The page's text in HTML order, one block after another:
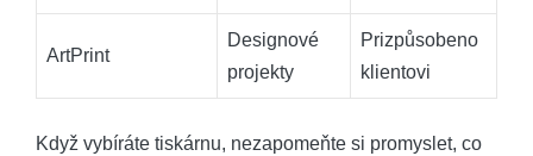
ArtPrint
Designové
projekty
Prizpůsobeno⁣
klientovi
Když vybíráte tiskárnu, nezapomeňte si promyslet, co